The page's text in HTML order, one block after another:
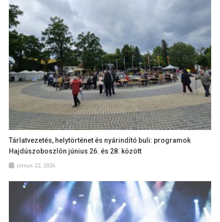
Tárlatvezetés, helytörténet és nyárindító buli: programok
Hajdúszoboszlón június 26. és 28. között
június 22, 2026